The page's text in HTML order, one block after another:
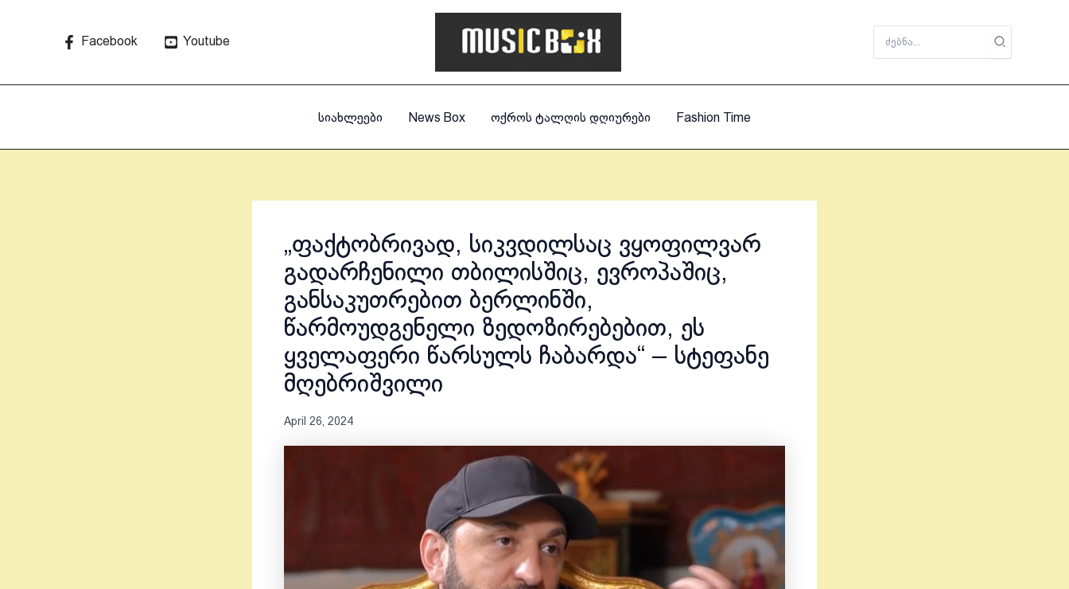
Facebook Youtube
for:
სიახლეები News Box ოქროს ტალღის დღიურები Fashion Time
„ფაქტობრივად, სიკვდილსაც ვყოფილვარ
გადარჩენილი თბილისშიც, ევროპაშიც,
განსაკუთრებით ბერლინში,
წარმოუდგენელი ზედოზირებებით, ეს
ყველაფერი წარსულს ჩაბარდა“ – სტეფანე
მღებრიშვილი
April 26, 2024